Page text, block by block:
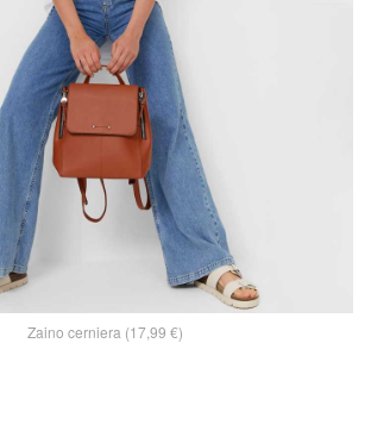
Zaino cerniera (17,99 €)